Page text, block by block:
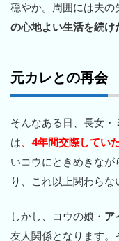
穏やか。周囲には夫の
の心地よい生活を続け
元カレとの再会
そんなある日、長女・
は
4年間交際してい
いコウにときめきな
り、これ以上関わらな
しかし、コウの娘・ ア
友人関係となります。